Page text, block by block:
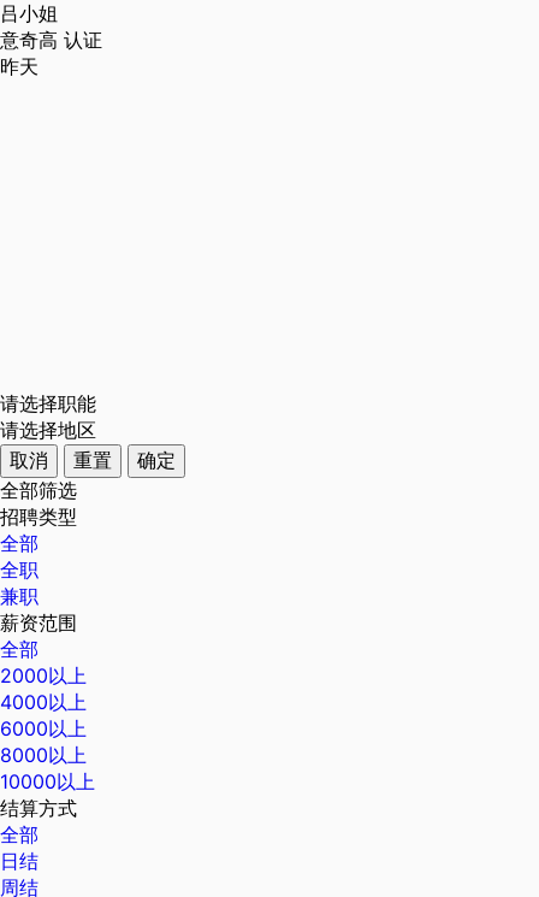
吕小姐
意奇高 认证
昨天
请选择职能
请选择地区
取消
重置
确定
全部筛选
招聘类型
全部
全职
兼职
薪资范围
全部
2000以上
4000以上
6000以上
8000以上
10000以上
结算方式
全部
日结
周结